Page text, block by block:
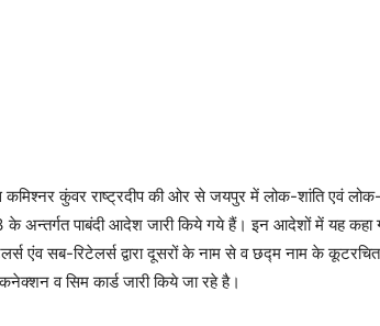
कुंवर राष्ट्रदीप की ओर से जयपुर में लोक-शांति एवं लोक-
के अन्तर्गत पाबंदी आदेश जारी किये गये हैं। इन आदेशों में यह कहा
एंव सब-रिटेलर्स द्वारा दूसरों के नाम से व छद्म नाम के
व सिम कार्ड जारी किये जा रहे है।